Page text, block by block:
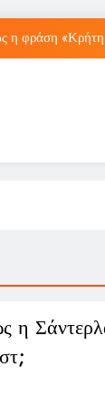
η φράση «Κρήτη
Ποιες είναι
η φράση
Ποια
η